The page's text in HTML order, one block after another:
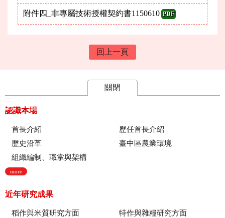
附件四_非專屬技術授權契約書1150610 PDF
回上一頁
關閉
認識本場
首長介紹
歷任首長介紹
歷史沿革
臺中區農業環境
組織編制、職掌與架構
more
近年研究成果
稻作與米質研究方面
特作與雜糧研究方面